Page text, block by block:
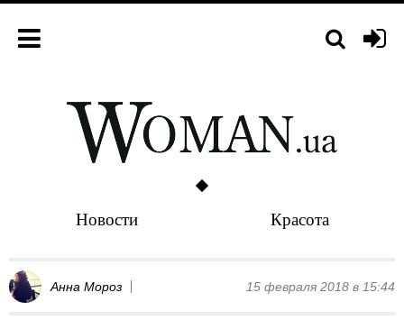
Новости Красота
Анна Мороз 15 февраля 2018 в 15:44